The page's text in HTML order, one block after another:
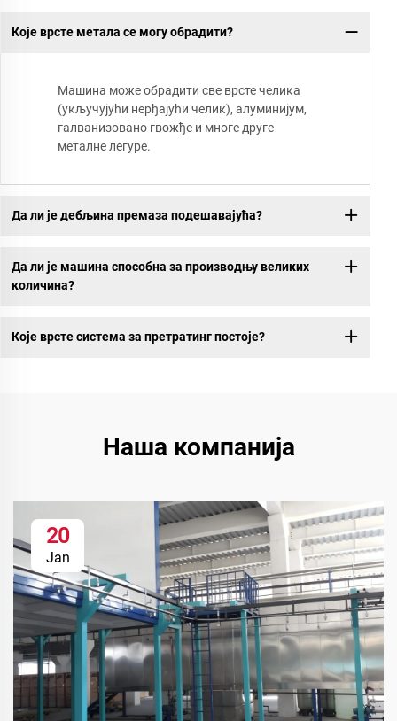
Које врсте метала се могу обрадити?
Машина може обрадити све врсте челика
(укључујући нерђајући челик), алуминијум,
галванизовано гвожђе и многе друге
металне легуре.
Да ли је дебљина премаза подешавајућа?
Да ли је машина способна за производњу великих
количина?
Које врсте система за претратинг постоје?
Наша компанија
20
Jan